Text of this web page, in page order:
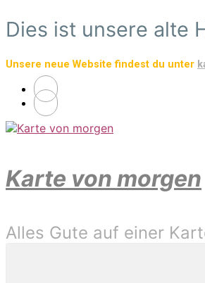
Zum
Hauptinhalt
Dies ist unsere alte
Unsere neue Website findest du unter
Karte von morgen
Alles Gute auf einer